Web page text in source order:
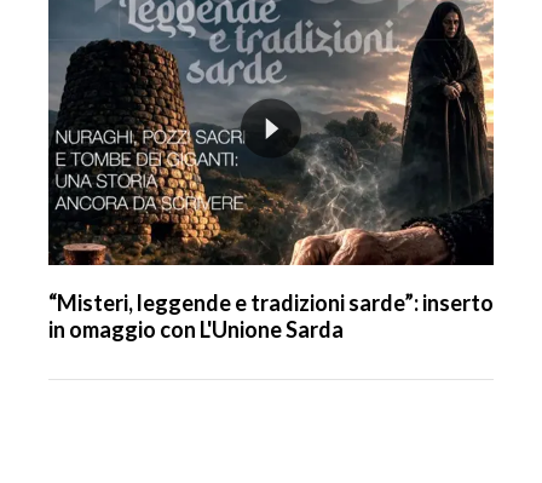
“Misteri, leggende e tradizioni sarde”: inserto
in omaggio con L'Unione Sarda